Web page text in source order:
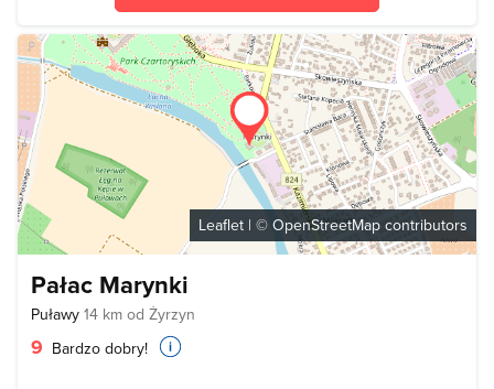
Leaflet | © OpenStreetMap contributors
Pałac Marynki
Puławy 14 km od Żyrzyn
9 Bardzo dobry!